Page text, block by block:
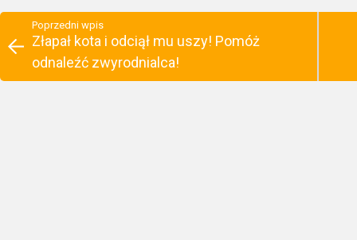
Poprzedni wpis
Złapał kota i odciął mu uszy! Pomóż
odnaleźć zwyrodnialca!